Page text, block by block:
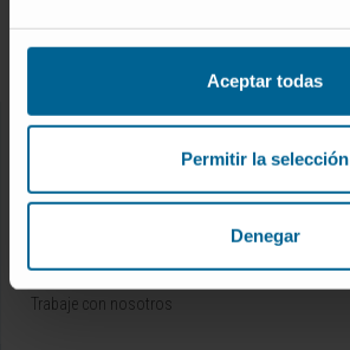
Aceptar todas
Permitir la selección
Denegar
Cuidados en casa
NUESTROS PROFESIONALES
Cancer Center
Servicios médicos
Trabaje con nosotros